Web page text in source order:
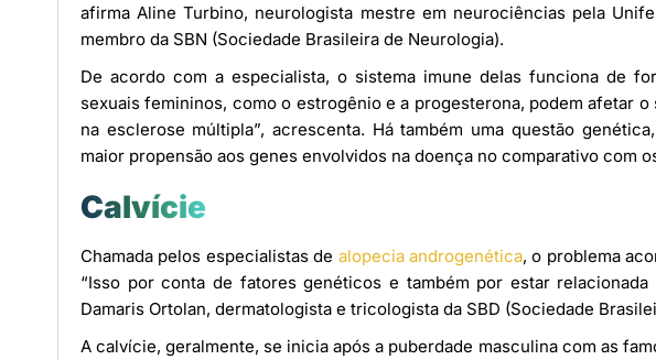
afirma Aline Turbino, neurologista mestre em neurociências pela
membro da SBN (Sociedade Brasileira de Neurologia).
De acordo com a especialista, o sistema imune delas funciona de
sexuais femininos, como o estrogênio e a progesterona, podem afetar
na esclerose múltipla”, acrescenta. Há também uma questão
maior propensão aos genes envolvidos na doença no comparativo com
Calvície
Chamada pelos especialistas de alopecia androgenética, o problema
“Isso por conta de fatores genéticos e também por estar
Damaris Ortolan, dermatologista e tricologista da SBD (Sociedade
A calvície, geralmente, se inicia após a puberdade masculina com as